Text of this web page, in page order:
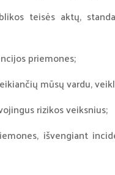
teisės aktų,
priemones;
mūsų vardu,
rizikos veiksnius;
išvengiant